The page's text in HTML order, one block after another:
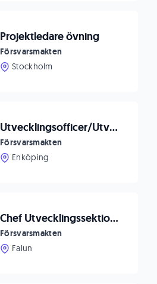
Projektledare övning
Försvarsmakten
Stockholm
Utvecklingsofficer/Utvecklingsingenjör till Markverkstadsenheten
Försvarsmakten
Enköping
Chef Utvecklingssektionen
Försvarsmakten
Falun